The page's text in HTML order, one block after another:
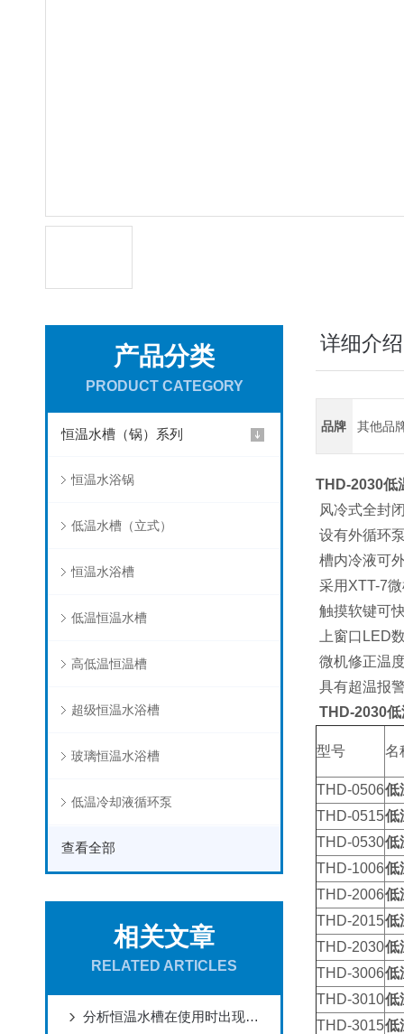
产品分类
PRODUCT CATEGORY
恒温水槽（锅）系列
恒温水浴锅
低温水槽（立式）
恒温水浴槽
低温恒温水槽
高低温恒温槽
超级恒温水浴槽
玻璃恒温水浴槽
低温冷却液循环泵
查看全部
相关文章
RELATED ARTICLES
分析恒温水槽在使用时出现不显示如何快速解决
详细介绍
品牌 其他品
THD-2030低
风冷式全封
设有外循环
槽内冷液可
采用XTT-7
触摸软键可
上窗口LED
微机修正温
具有超温报
THD-2030低
型号 名
THD-0506低
THD-0515低
THD-0530低
THD-1006低
THD-2006低
THD-2015低
THD-2030低
THD-3006低
THD-3010低
THD-3015低